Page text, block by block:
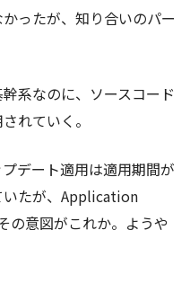
ったが、知り合いのパー
系なのに、ソースコード
れていく。
デート適用は適用期間が
いたが、Application
の意図がこれか。ようや